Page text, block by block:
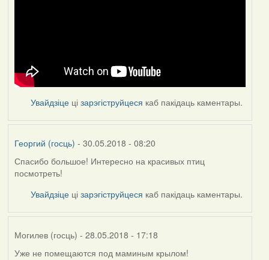
Увайдзіце цізарэгіструйцеся каб пакідаць каментары.
Георгий (госць) - 30.05.2018 - 08:20
Спасибо большое! Интересно на красивых птиц
посмотреть!
Увайдзіце цізарэгіструйцеся каб пакідаць каментары.
Могилев (госць) - 28.05.2018 - 17:18
Уже не помещаются под маминым крылом!